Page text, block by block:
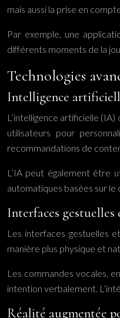
mais aussi la prise en
Par exemple, une
différents moments de la
Technologies
Intelligence
L’intelligence artificielle
utilisateurs pour
recommandations de
L’IA peut également être
automatiques basées sur
Interfaces gestuelles
Les interfaces gestuelles
manière plus physique et
Les commandes vocales,
intention verbalement.
Réalité augmentée